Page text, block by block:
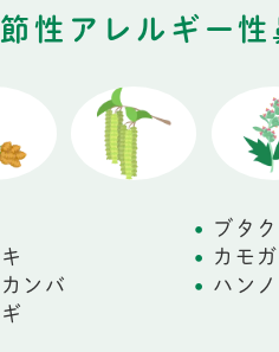
性アレルギー性
ブタ
カモ
ンバ
ハン